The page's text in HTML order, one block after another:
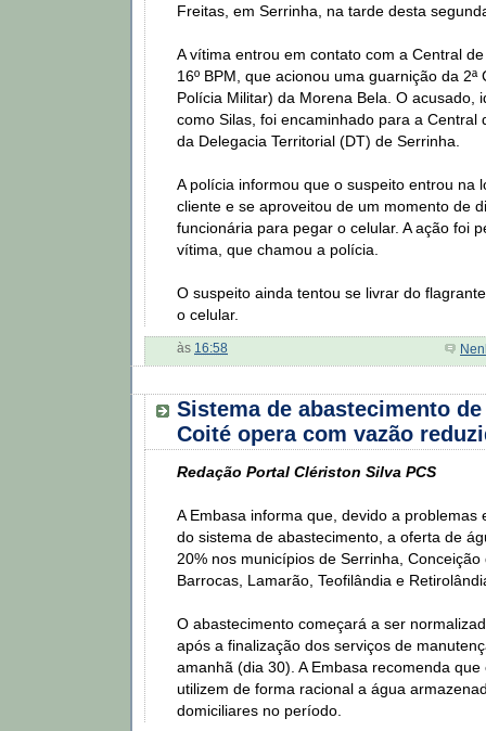
Freitas, em Serrinha, na tarde desta
A vítima entrou em contato com a Central
16º BPM, que acionou uma guarnição da 2ª
Polícia Militar) da Morena Bela. O acusado,
como Silas, foi encaminhado para a Central
da Delegacia Territorial (DT) de Serrinha.
A polícia informou que o suspeito entrou na
cliente e se aproveitou de um momento de
funcionária para pegar o celular. A ação foi
vítima, que chamou a polícia.
O suspeito ainda tentou se livrar do
o celular.
às 16:58
Sistema de abastecimento
Coité opera com vazão
Redação Portal Clériston Silva PCS
A Embasa informa que, devido a problemas
do sistema de abastecimento, a oferta de
20% nos municípios de Serrinha,
Barrocas, Lamarão, Teofilândia e
O abastecimento começará a ser
após a finalização dos serviços de
amanhã (dia 30). A Embasa recomenda
utilizem de forma racional a água
domiciliares no período.